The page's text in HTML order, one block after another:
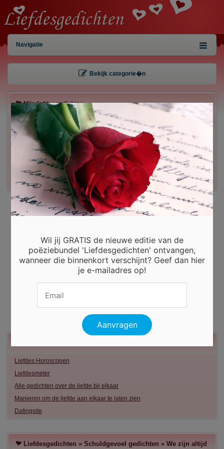
Navigatie
Bekijk categorie�n
Mijn liefdesgedichten
Gebruiker:
Wachtwoord:
Inloggen!
Registreren Gegevens kwijt?
Liefdes Horoscopen
Liefdesmeter
Alle gedichten over de liefde bij elkaar
Manieren om de liefde aan elkaar te laten zien
Datingsite
Liefdesgedichten » Schuldgevoel gedichten » We zijn altijd
Wil jij GRATIS de nieuwe editie van de
poëziebundel 'Liefdesgedichten' ontvangen,
wanneer die binnenkort verschijnt? Geef dan hier
je e-mailadres op!